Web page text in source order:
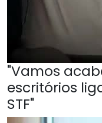
"Vamos
escritórios
STF"